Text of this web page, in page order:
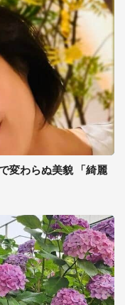
変わらぬ美貌 「綺麗